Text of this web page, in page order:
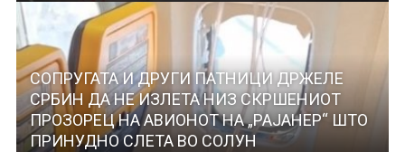
СОПРУГАТА И ДРУГИ ПАТНИЦИ ДРЖЕЛЕ
СРБИН ДА НЕ ИЗЛЕТА НИЗ СКРШЕНИОТ
ПРОЗОРЕЦ НА АВИОНОТ НА „РАЈАНЕР“ ШТО
ПРИНУДНО СЛЕТА ВО СОЛУН